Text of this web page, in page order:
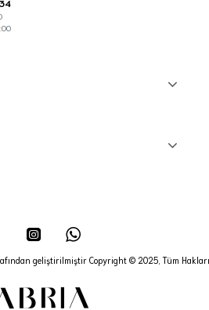
geliştirilmiştir Copyright © 2025, Tüm Hakları